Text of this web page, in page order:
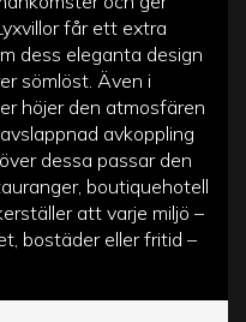
får ett extra
dess eleganta design
sömlöst. Även i
höjer den atmosfären
avkoppling
dessa passar den
boutiquehotell
att varje miljö –
bostäder eller fritid –